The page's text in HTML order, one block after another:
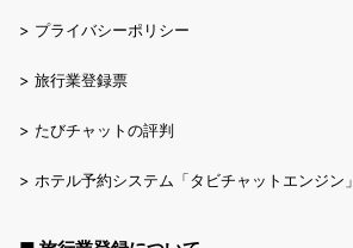
> プライバシーポリシー
> 旅行業登録票
> たびチャットの評判
> ホテル予約システム「タビチャットエンジン」